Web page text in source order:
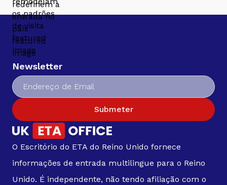
Newsletter
Submeter
O Escritório do ETA do Reino Unido fornece
informações de entrada multilingue para o Reino
Unido. É independente, não tendo afiliação com o